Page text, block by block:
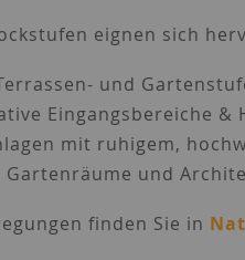
eignen sich
Terrassen- und
Eingangsbereiche &
mit ruhigem,
Gartenräume und
finden Sie in